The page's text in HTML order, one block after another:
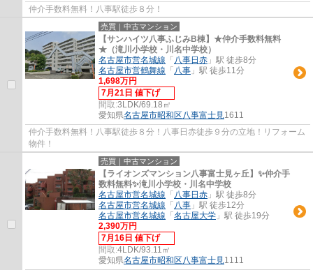
仲介手数料無料！八事駅徒歩８分！
売買｜中古マンション
【サンハイツ八事ふじみB棟】★仲介手数料無料
★（滝川小学校・川名中学校）
名古屋市営名城線 「 八事日赤 」駅 徒歩8分
名古屋市営鶴舞線 「 八事 」駅 徒歩11分
1,698万円
7月21日 値下げ
間取:3LDK/69.18㎡
愛知県名古屋市昭和区八事富士見1611
仲介手数料無料！八事駅徒歩８分！八事日赤徒歩９分の立地！リフォーム
物件！
売買｜中古マンション
【ライオンズマンション八事富士見ヶ丘】✨️仲介手
数料無料✨️滝川小学校・川名中学校
名古屋市営名城線 「 八事日赤 」駅 徒歩8分
名古屋市営名城線 「 八事 」駅 徒歩12分
名古屋市営名城線 「 名古屋大学 」駅 徒歩19分
2,390万円
7月16日 値下げ
間取:4LDK/93.11㎡
愛知県名古屋市昭和区八事富士見1111